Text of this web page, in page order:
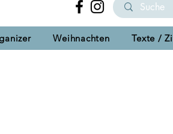
Weihnachten Texte /